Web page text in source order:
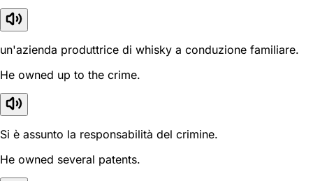
un'azienda produttrice di whisky a conduzione familiare.
He owned up to the crime.
Si è assunto la responsabilità del crimine.
He owned several patents.